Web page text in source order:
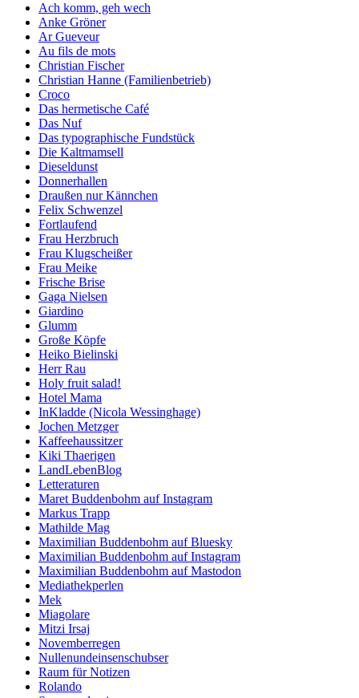
Ach komm, geh wech
Anke Gröner
Ar Gueveur
Au fils de mots
Christian Fischer
Christian Hanne (Familienbetrieb)
Croco
Das hermetische Café
Das Nuf
Das typographische Fundstück
Die Kaltmamsell
Dieseldunst
Donnerhallen
Draußen nur Kännchen
Felix Schwenzel
Fortlaufend
Frau Herzbruch
Frau Klugscheißer
Frau Meike
Frische Brise
Gaga Nielsen
Giardino
Glumm
Große Köpfe
Heiko Bielinski
Herr Rau
Holy fruit salad!
Hotel Mama
InKladde (Nicola Wessinghage)
Jochen Metzger
Kaffeehaussitzer
Kiki Thaerigen
LandLebenBlog
Letteraturen
Maret Buddenbohm auf Instagram
Markus Trapp
Mathilde Mag
Maximilian Buddenbohm auf Bluesky
Maximilian Buddenbohm auf Instagram
Maximilian Buddenbohm auf Mastodon
Mediathekperlen
Mek
Miagolare
Mitzi Irsaj
Novemberregen
Nullenundeinsenschubser
Raum für Notizen
Rolando